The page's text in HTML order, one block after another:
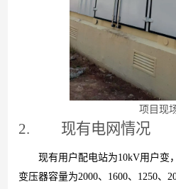
项目现
2. 现有电网情况
现有用户配电站为10kV用户变
变压器容量为2000、 1600、 1250、